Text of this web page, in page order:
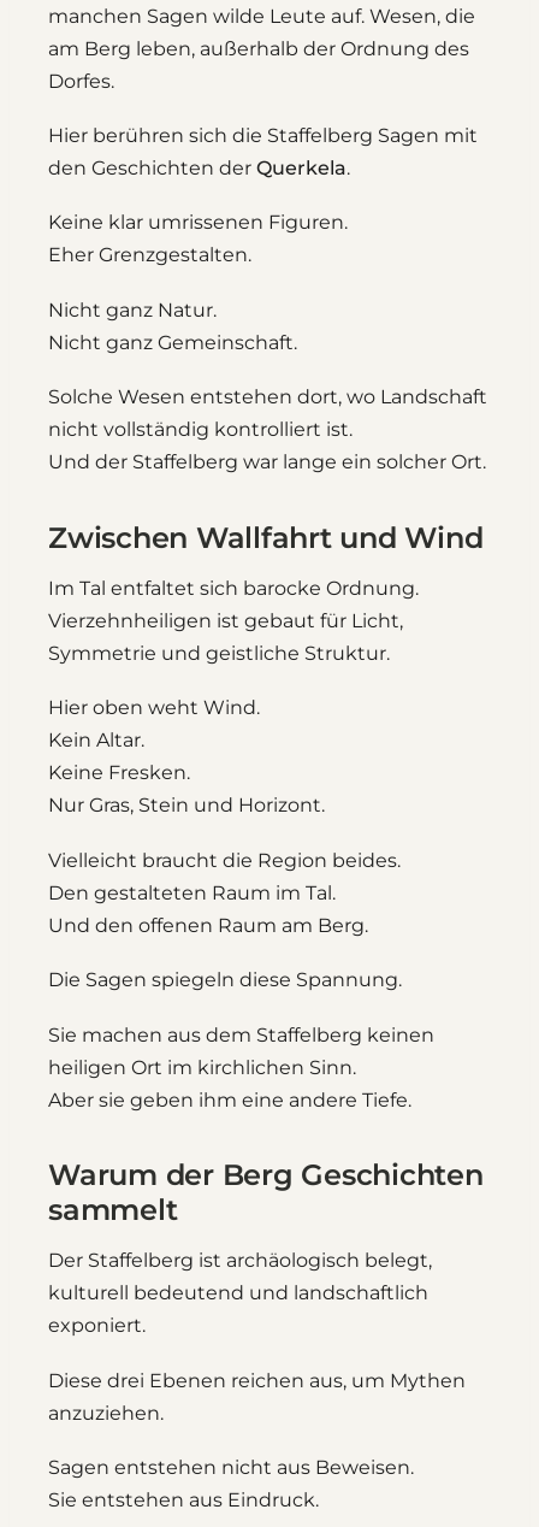
manchen Sagen wilde Leute auf. Wesen, die
am Berg leben, außerhalb der Ordnung des
Dorfes.
Hier berühren sich die Staffelberg Sagen mit
den Geschichten der Querkela.
Keine klar umrissenen Figuren.
Eher Grenzgestalten.
Nicht ganz Natur.
Nicht ganz Gemeinschaft.
Solche Wesen entstehen dort, wo Landschaft
nicht vollständig kontrolliert ist.
Und der Staffelberg war lange ein solcher Ort.
Zwischen Wallfahrt und Wind
Im Tal entfaltet sich barocke Ordnung.
Vierzehnheiligen ist gebaut für Licht,
Symmetrie und geistliche Struktur.
Hier oben weht Wind.
Kein Altar.
Keine Fresken.
Nur Gras, Stein und Horizont.
Vielleicht braucht die Region beides.
Den gestalteten Raum im Tal.
Und den offenen Raum am Berg.
Die Sagen spiegeln diese Spannung.
Sie machen aus dem Staffelberg keinen
heiligen Ort im kirchlichen Sinn.
Aber sie geben ihm eine andere Tiefe.
Warum der Berg Geschichten
sammelt
Der Staffelberg ist archäologisch belegt,
kulturell bedeutend und landschaftlich
exponiert.
Diese drei Ebenen reichen aus, um Mythen
anzuziehen.
Sagen entstehen nicht aus Beweisen.
Sie entstehen aus Eindruck.